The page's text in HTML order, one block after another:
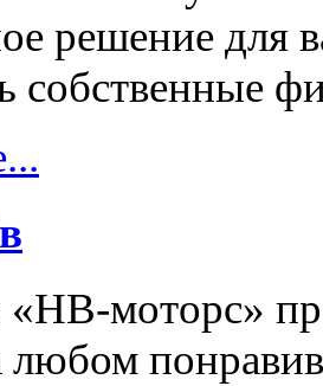
решение для
собственные
моторс»
любом